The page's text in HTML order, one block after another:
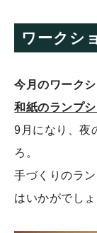
ワークシ
今月のワーク
和紙のランプ
9月になり、夜
ろ。
手づくりのラ
はいかがでしょ